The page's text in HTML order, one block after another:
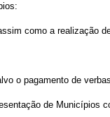
como a realização
o pagamento de
de Municípios